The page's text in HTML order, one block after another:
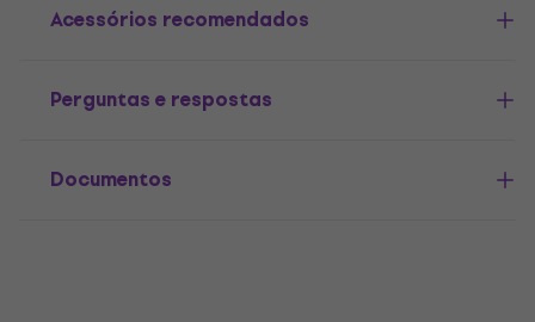
Acessórios recomendados
Perguntas e respostas
Documentos